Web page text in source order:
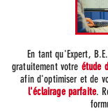
En tant qu'Expert,
gratuitement votre étude
afin d'optimiser et de
l'éclairage parfaite.